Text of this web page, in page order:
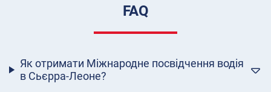
FAQ
Як отримати Міжнародне посвідчення водія
в Сьєрра-Леоне?